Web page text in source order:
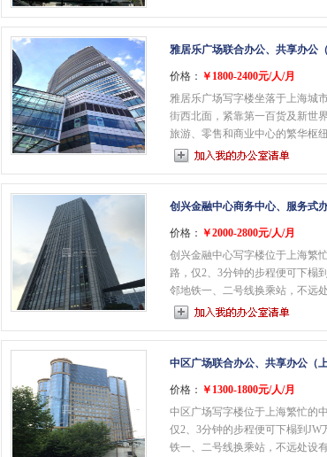
雅居乐广场联合办公、共享办公
价格： ￥1800-2400元/人/月
雅居乐广场写字楼坐落于上海城
街西北面，紧靠第一百货及新世
旅游、零售和商业中心的繁华枢
创兴金融中心商务中心、服务式
价格： ￥2000-2800元/人/月
创兴金融中心写字楼位于上海繁
路，仅2、3分钟的步程便可下榻
邻地铁一、二号线换乘站，不远
中区广场联合办公、共享办公（
价格： ￥1300-1800元/人/月
中区广场写字楼位于上海繁忙的
仅2、3分钟的步程便可下榻到
铁一、二号线换乘站，不远处设